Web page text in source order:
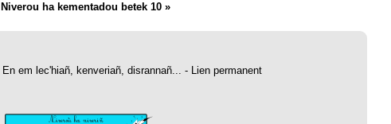
Niverou ha kementadou betek 10 »
En em lec'hiañ, kenveriañ, disrannañ... - Lien permanent